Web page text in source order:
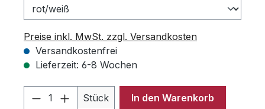
Preise inkl. MwSt. zzgl. Versandkosten
Versandkostenfrei
Lieferzeit: 6-8 Wochen
Produkt Anzahl: Gib den
Stück In den Warenkorb